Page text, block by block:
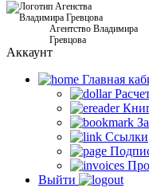
Агентство Владимира
Гревцова
Аккаунт
Главная
Ссылки
Выйти